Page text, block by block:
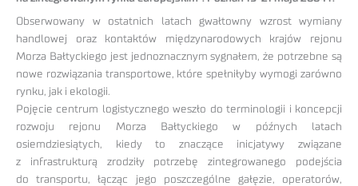
Obserwowany w ostatnich latach gwałtowny wzrost wymiany
handlowej oraz kontaktów międzynarodowych krajów rejonu
Morza Bałtyckiego jest jednoznacznym sygnałem, że potrzebne są
nowe rozwiązania transportowe, które spełniłyby wymogi zarówno
rynku, jak i ekologii.
Pojęcie centrum logistycznego weszło do terminologii i koncepcji
rozwoju rejonu Morza Bałtyckiego w późnych latach
osiemdziesiątych, kiedy to znaczące inicjatywy związane
z infrastrukturą zrodziły potrzebę zintegrowanego podejścia
do transportu, łącząc jego poszczególne gałęzie, operatorów,